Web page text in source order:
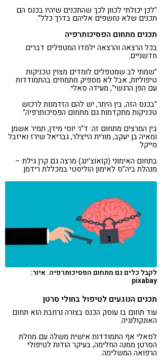
"לכן יכולתי לכוון לכך שהתכנים שיהיו בכנס הם
תכנים שלא נחשפים אליהם בדרך כלל".
תכנים מתחום הפסיכותרפיה
בכל הרצאה והרצאה ילמדו המטפלים דברים
חדשניים.
"שמתי לב שמטפלים לומדים מצוין טכניקות
טיפוליות, אבל לא מספיק מתמחים בהתמודדות
עם הפן הרגשי", מעידה סאלי.
"בכנס הזה, בין היתר, יש להם הזדמנות לרכוש
טכניקות מתקדמות גם מתחום הפסיכותרפיה".
בין המרצים מתחום זה: ד"ר יוסי מידן, תמיר אשמן
ומאיה בן יעקב, מורית הייצלר, גבריאל שירז ואיזבל
מייקל.
בתחום האימוני (קואוצ'ינג) מרצה גם קרן גילת –
מנהלת ביה"ס לאימון הוליסטי במכללת רידמן.
לקבל כלים גם מתחום הפסיכותרפיה. איור:
pixabay
תכנים הנוגעים לטיפול בחולי סרטן
עוד תחום בו עוסק הכנס בצורה נרחבת הוא תחום
האונקולוגיה.
לסאלי אף התמודדות אישית משלה עם מחלת
הסרטן ממנה החלימה, בעיקר הודות לטיפולי
הרפואה המשלימה.